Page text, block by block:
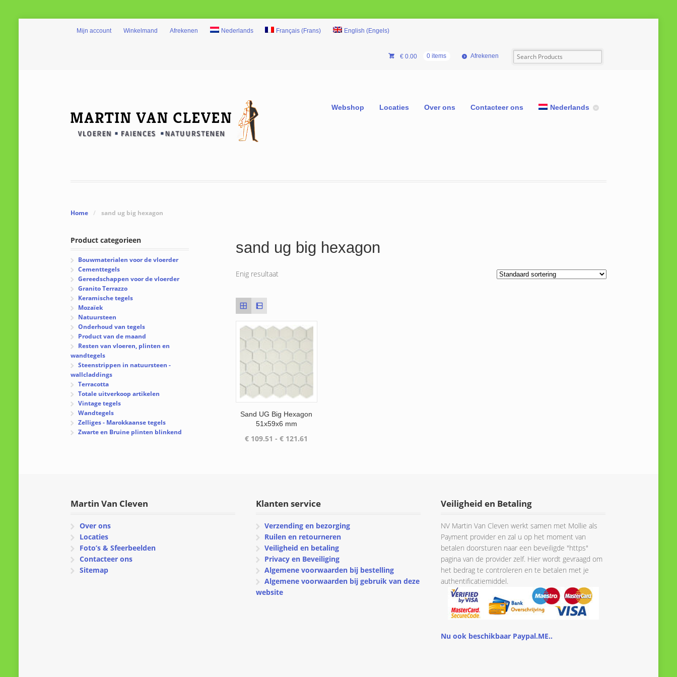
Mijn account Winkelmand Afrekenen Nederlands Français (Frans) English (Engels)
€0.00 0 items Afrekenen
Webshop Locaties Over ons Contacteer ons Nederlands
Home / sand ug big hexagon
sand ug big hexagon
Enig resultaat
Sand UG Big Hexagon
51x59x6 mm
€ 109.51 - € 121.61
Product categorieen
Bouwmaterialen voor de vloerder
Cementtegels
Gereedschappen voor de vloerder
Granito Terrazzo
Keramische tegels
Mozaïek
Natuursteen
Onderhoud van tegels
Product van de maand
Resten van vloeren, plinten en
wandtegels
Steenstrippen in natuursteen -
wallcladdings
Terracotta
Totale uitverkoop artikelen
Vintage tegels
Wandtegels
Zelliges - Marokkaanse tegels
Zwarte en Bruine plinten blinkend
Martin Van Cleven
Over ons
Locaties
Foto’s & Sfeerbeelden
Contacteer ons
Sitemap
Klanten service
Verzending en bezorging
Ruilen en retourneren
Veiligheid en betaling
Privacy en Beveiliging
Algemene voorwaarden bij bestelling
Algemene voorwaarden bij gebruik van deze
website
Veiligheid en Betaling
NV Martin Van Cleven werkt samen met Mollie als
Payment provider en zal u op het moment van
betalen doorsturen naar een beveiligde "https"
pagina van de provider zelf. Hier wordt gevraagd om
het bedrag te controleren en te betalen met je
authentificatiemiddel.
Nu ook beschikbaar Paypal.ME..